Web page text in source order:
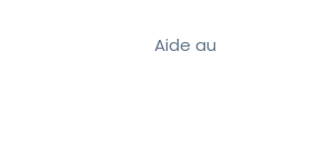
Aide au